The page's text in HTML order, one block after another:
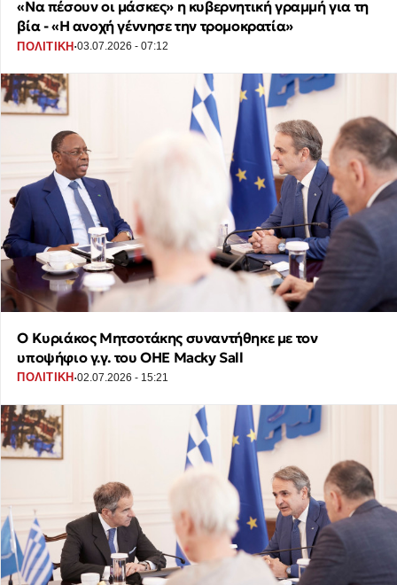
«Να πέσουν οι μάσκες» η κυβερνητική γραμμή για τη
βία - «Η ανοχή γέννησε την τρομοκρατία»
ΠΟΛΙΤΙΚΗ·03.07.2026 - 07:12
Ο Κυριάκος Μητσοτάκης συναντήθηκε με τον
υποψήφιο γ.γ. του ΟΗΕ Macky Sall
ΠΟΛΙΤΙΚΗ ·02.07.2026 - 15:21